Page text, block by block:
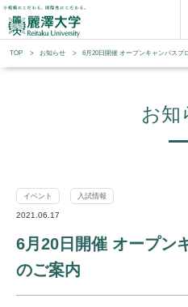
TOP お知らせ 6月20日開催 オープンキャンパスプ
お知
イベント 入試情報
2021.06.17
6月20日開催 オープン
のご案内